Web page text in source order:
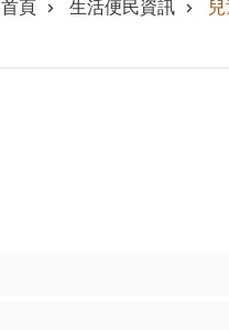
首頁
生活便民資訊